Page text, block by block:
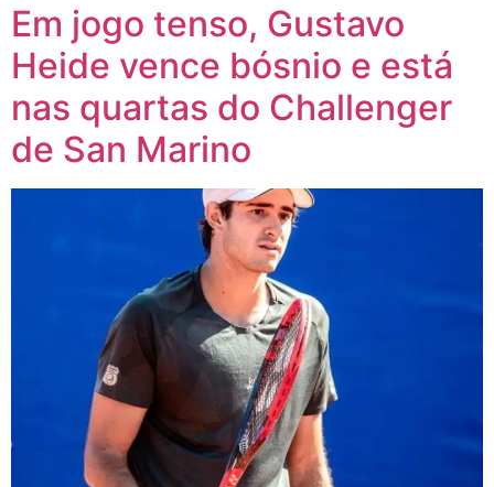
Em jogo tenso, Gustavo
Heide vence bósnio e está
nas quartas do Challenger
de San Marino